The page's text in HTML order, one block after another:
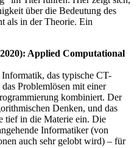
über die Bedeutung des
als in der Theorie. Ein
Applied Computational
das typische CT-
Problemlösen mit einer
kombiniert. Der
Denken, und das
tief in die Materie ein. Die
Informatiker (von
auch sehr gelobt wird) – für